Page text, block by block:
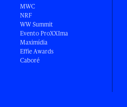
MWC
NRF
WW Summit
Evento ProXXIma
Maximídia
Effie Awards
Caboré